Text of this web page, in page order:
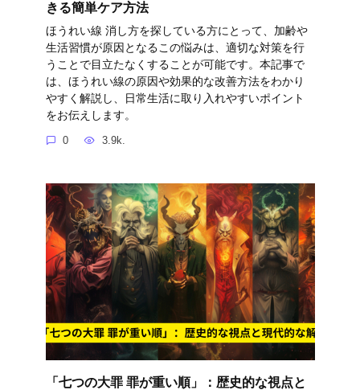
きる簡単ケア方法
ほうれい線 消し方を探している方にとって、加齢や
生活習慣が原因となるこの悩みは、適切な対策を行
うことで目立たなくすることが可能です。本記事で
は、ほうれい線の原因や効果的な改善方法をわかり
やすく解説し、日常生活に取り入れやすいポイント
をお伝えします。
0 3.9k.
「七つの大罪 罪が重い順」：歴史的な視点と